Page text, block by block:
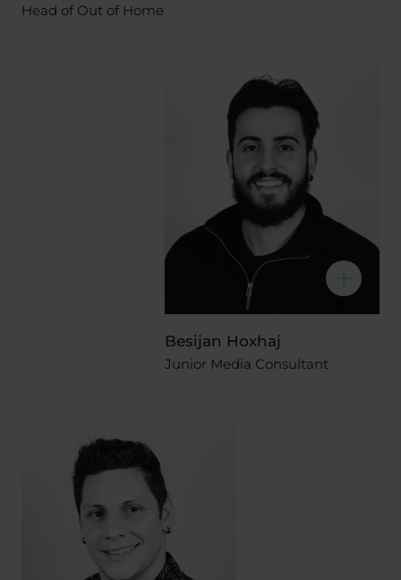
Head of Out of Home
Besijan Hoxhaj
Junior Media Consultant